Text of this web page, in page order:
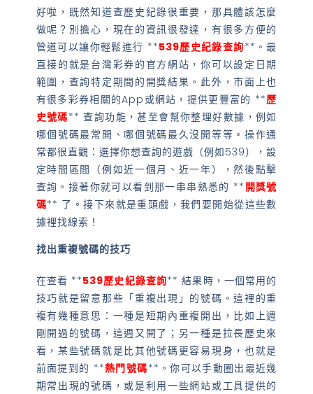
好啦，既然知道查歷史紀錄很重要，那具體該怎麼
做呢？別擔心，現在的資訊很發達，有很多方便的
管道可以讓你輕鬆進行 **539歷史紀錄查詢**。最
直接的就是台灣彩券的官方網站，你可以設定日期
範圍，查詢特定期間的開獎結果。此外，市面上也
有很多彩券相關的App或網站，提供更豐富的 **歷
史號碼** 查詢功能，甚至會幫你整理好數據，例如
哪個號碼最常開、哪個號碼最久沒開等等。操作通
常都很直觀：選擇你想查詢的遊戲（例如539），設
定時間區間（例如近一個月、近一年），然後點擊
查詢。接著你就可以看到那一串串熟悉的 ** 開獎號
碼** 了。接下來就是重頭戲，我們要開始從這些數
據裡找線索！
找出重複號碼的技巧
在查看 **539歷史紀錄查詢** 結果時，一個常用的
技巧就是留意那些「重複出現」的號碼。這裡的重
複有幾種意思：一種是短期內重複開出，比如上週
剛開過的號碼，這週又開了；另一種是拉長歷史來
看，某些號碼就是比其他號碼更容易現身，也就是
前面提到的 **熱門號碼**。你可以手動圈出最近幾
期常出現的號碼，或是利用一些網站或工具提供的